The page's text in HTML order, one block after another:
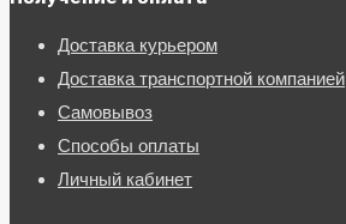
Доставка курьером
Доставка транспортной компанией
Самовывоз
Способы оплаты
Личный кабинет